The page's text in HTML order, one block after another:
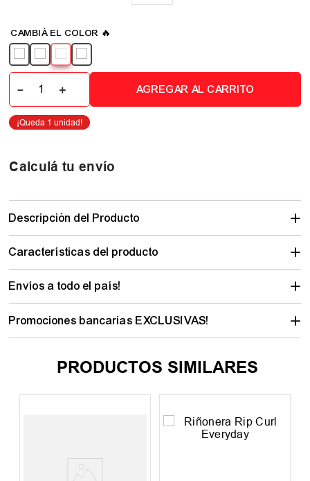
＋
－ AGREGAR AL CARRITO
Calculá tu envío
Descripción del Producto
Características del producto
Envíos a todo el país!
Promociones bancarias EXCLUSIVAS!
PRODUCTOS SIMILARES